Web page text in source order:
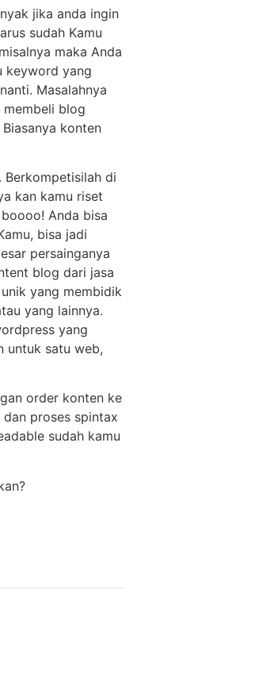
jika anda ingin
sudah Kamu
maka Anda
keyword yang
Masalahnya
blog
konten
Berkompetisilah di
kan kamu riset
Anda bisa
bisa jadi
persainganya
blog dari jasa
yang membidik
yang lainnya.
yang
untuk satu web,
order konten ke
proses spintax
sudah kamu